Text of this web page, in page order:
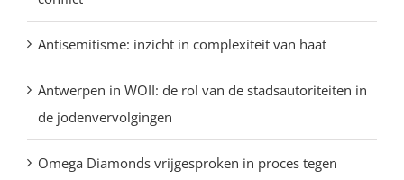
Antisemitisme: inzicht in complexiteit van haat
Antwerpen in WOII: de rol van de stadsautoriteiten in
de jodenvervolgingen
Omega Diamonds vrijgesproken in proces tegen